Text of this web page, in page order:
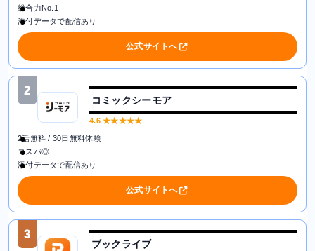
総合力No.1
添付データで配信あり
公式サイトへ
2
コミックシーモア
4.6★★★★★
2話無料 / 30日無料体験
コスパ◎
添付データで配信あり
公式サイトへ
3
ブックライブ